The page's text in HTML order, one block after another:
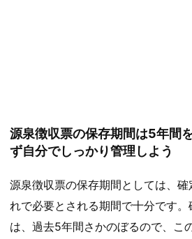
源泉徴収票の保存期間は5年間
ず自分でしっかり管理しよう
源泉徴収票の保存期間としては、
れで必要とされる期間で十分です
は、過去5年間さかのぼるので、こ